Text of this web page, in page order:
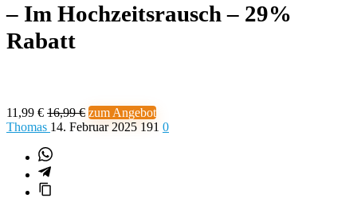
– Im Hochzeitsrausch – 29%
Rabatt
11,99 € 16,99 € zum Angebot
Thomas 14. Februar 2025 191 0